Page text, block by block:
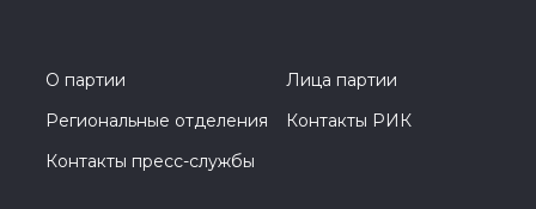
О партии
Лица партии
Региональные отделения
Контакты РИК
Контакты пресс-службы